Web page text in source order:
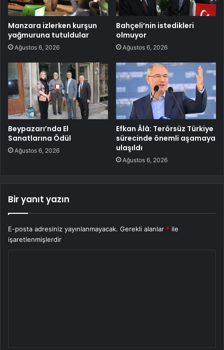
Manzara izlerken kurşun
yağmuruna tutuldular
Ağustos 6, 2026
Bahçeli’nin istedikleri
olmuyor
Ağustos 6, 2026
Beypazarı’nda El
Sanatlarına Ödül
Ağustos 6, 2026
Efkan Âlâ: Terörsüz Türkiye
sürecinde önemli aşamaya
ulaşıldı
Ağustos 6, 2026
Bir yanıt yazın
E-posta adresiniz yayınlanmayacak. Gerekli alanlar * ile
işaretlenmişlerdir